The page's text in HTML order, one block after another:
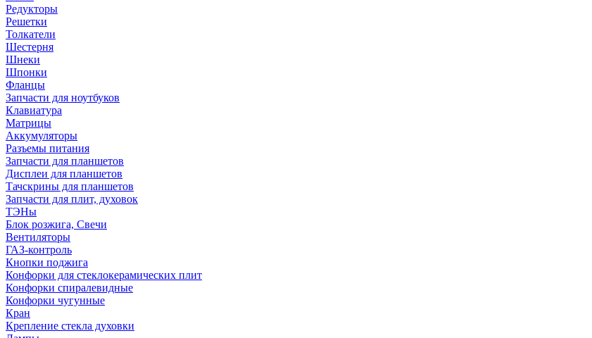
Редукторы
Решетки
Толкатели
Шестерня
Шнеки
Шпонки
Фланцы
Запчасти для ноутбуков
Клавиатура
Матрицы
Аккумуляторы
Разъемы питания
Запчасти для планшетов
Дисплеи для планшетов
Тачскрины для планшетов
Запчасти для плит, духовок
ТЭНы
Блок розжига, Свечи
Вентиляторы
ГАЗ-контроль
Кнопки поджига
Конфорки для стеклокерамических плит
Конфорки спиралевидные
Конфорки чугунные
Кран
Крепление стекла духовки